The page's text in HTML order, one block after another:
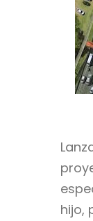
hijo,